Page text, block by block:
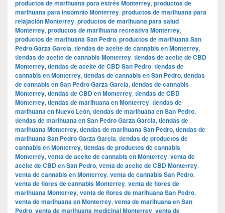
productos de marihuana para estrés Monterrey, productos de
marihuana para insomnio Monterrey, productos de marihuana para
relajación Monterrey, productos de marihuana para salud
Monterrey, productos de marihuana recreativa Monterrey,
productos de marihuana San Pedro, productos de marihuana San
Pedro Garza García, tiendas de aceite de cannabis en Monterrey,
tiendas de aceite de cannabis Monterrey, tiendas de aceite de CBD
Monterrey, tiendas de aceite de CBD San Pedro, tiendas de
cannabis en Monterrey, tiendas de cannabis en San Pedro, tiendas
de cannabis en San Pedro Garza García, tiendas de cannabis
Monterrey, tiendas de CBD en Monterrey, tiendas de CBD
Monterrey, tiendas de marihuana en Monterrey, tiendas de
marihuana en Nuevo León, tiendas de marihuana en San Pedro,
tiendas de marihuana en San Pedro Garza García, tiendas de
marihuana Monterrey, tiendas de marihuana San Pedro, tiendas de
marihuana San Pedro Garza García, tiendas de productos de
cannabis en Monterrey, tiendas de productos de cannabis
Monterrey, venta de aceite de cannabis en Monterrey, venta de
aceite de CBD en San Pedro, venta de aceite de CBD Monterrey,
venta de cannabis en Monterrey, venta de cannabis San Pedro,
venta de flores de cannabis Monterrey, venta de flores de
marihuana Monterrey, venta de flores de marihuana San Pedro,
venta de marihuana en Monterrey, venta de marihuana en San
Pedro, venta de marihuana medicinal Monterrey, venta de